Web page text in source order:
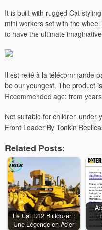
It is built with rugged Cat
mini workers set with the
to have the ultimate
Il est relié à la télécommande
be our youngest. The product
Recommended age: from
Not suitable for children under
Front Loader By Tonkin
Related Posts:
Le Cat D12 Bulldozer :
Une Légende en Acier